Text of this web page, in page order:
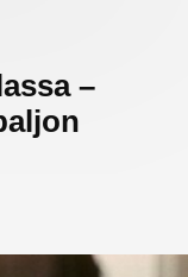
–